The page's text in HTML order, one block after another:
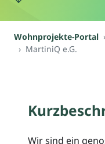
Wohnprojekte-Portal
MartiniQ e.G.
Wir sind ein